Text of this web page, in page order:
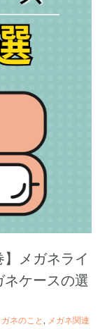
】メガネライ
ケースの選
ガネのこと
メガネ関連